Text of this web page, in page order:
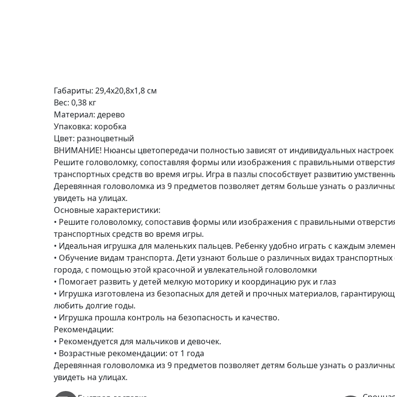
Габариты: 29,4х20,8х1,8 см
Вес: 0,38 кг
Материал: дерево
Упаковка: коробка
Цвет: разноцветный
ВНИМАНИЕ! Нюансы цветопередачи полностью зависят от индивидуальных
Решите головоломку, сопоставляя формы или изображения с правильными
транспортных средств во время игры. Игра в пазлы способствует развитию
Деревянная головоломка из 9 предметов позволяет детям больше узнать о
увидеть на улицах.
Основные характеристики:
• Решите головоломку, сопоставив формы или изображения с правильными
транспортных средств во время игры.
• Идеальная игрушка для маленьких пальцев. Ребенку удобно играть с каждым
• Обучение видам транспорта. Дети узнают больше о различных видах транспортных
города, с помощью этой красочной и увлекательной головоломки
• Помогает развить у детей мелкую моторику и координацию рук и глаз
• Игрушка изготовлена из безопасных для детей и прочных материалов,
любить долгие годы.
• Игрушка прошла контроль на безопасность и качество.
Рекомендации:
• Рекомендуется для мальчиков и девочек.
• Возрастные рекомендации: от 1 года
Деревянная головоломка из 9 предметов позволяет детям больше узнать о
увидеть на улицах.